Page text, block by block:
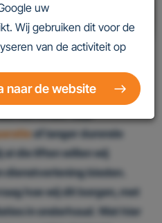
of langer durende
al die liften willen wij
bieden.
hoe wij dit borgen, met
in onderhoud. Wat hier
uw
Wij gebruiken dit voor de
van de activiteit op
van social media,
en marketing, informatie op
openen, gepersonaliseerde
in bezoekers en
ook uw geolocatie
u hier toestemming voor
naar de website